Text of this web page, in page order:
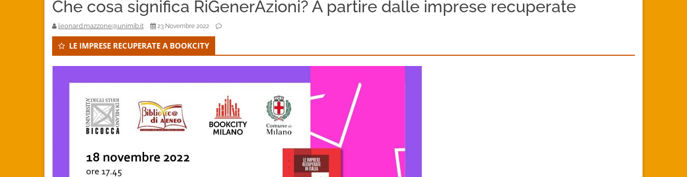
Che cosa significa RiGenerAzioni? A partire dalle imprese recuperate
leonard.mazzone@unimib.it 23 Novembre 2022
LE IMPRESE RECUPERATE A BOOKCITY